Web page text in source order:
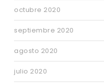
octubre 2020
septiembre 2020
agosto 2020
julio 2020